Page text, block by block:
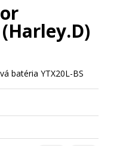
(Harley.D)
batéria YTX20L-BS